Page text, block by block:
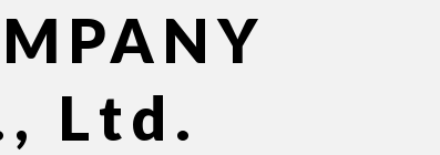
Ltd.